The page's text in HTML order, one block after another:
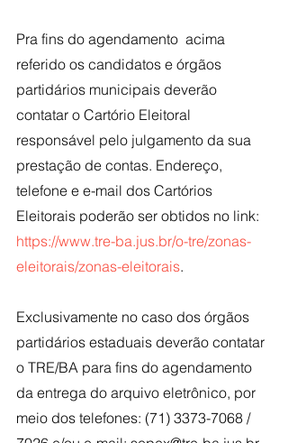
Pra fins do agendamento  acima
referido os candidatos e órgãos
partidários municipais deverão
contatar o Cartório Eleitoral
responsável pelo julgamento da sua
prestação de contas. Endereço,
telefone e e-mail dos Cartórios
Eleitorais poderão ser obtidos no link:
https://www.tre-ba.jus.br/o-tre/zonas-
eleitorais/zonas-eleitorais.
Exclusivamente no caso dos órgãos
partidários estaduais deverão contatar
o TRE/BA para fins do agendamento
da entrega do arquivo eletrônico, por
meio dos telefones: (71) 3373-7068 /